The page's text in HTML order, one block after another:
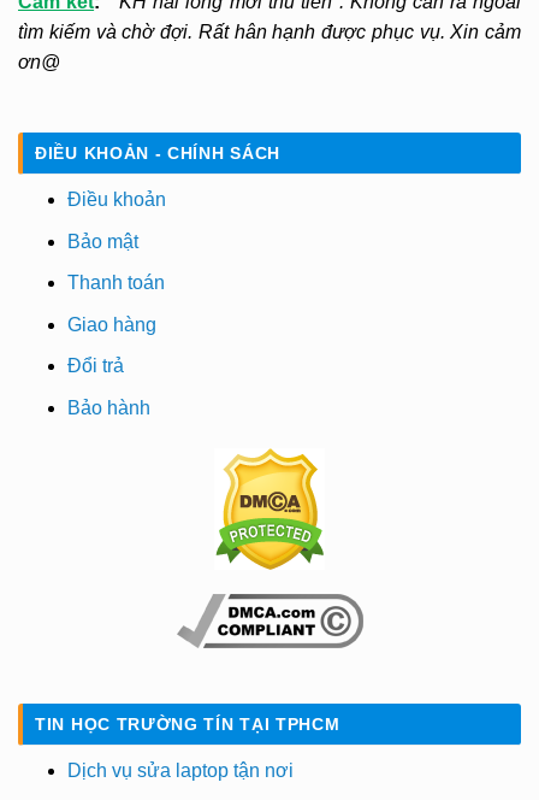
tìm kiếm và chờ đợi. Rất hân hạnh được phục vụ. Xin cảm
ơn@
ĐIỀU KHOẢN - CHÍNH SÁCH
Điều khoản
Bảo mật
Thanh toán
Giao hàng
Đổi trả
Bảo hành
TIN HỌC TRƯỜNG TÍN TẠI TPHCM
Dịch vụ sửa laptop tận nơi